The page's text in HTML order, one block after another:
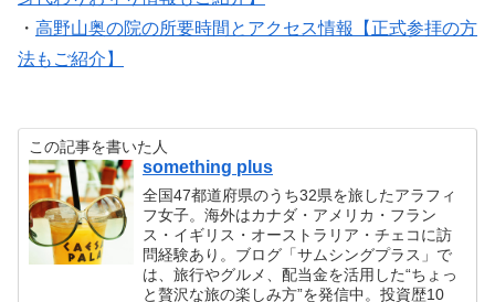
・ 高野山奥の院の所要時間とアクセス情報【正式参拝の方
法もご紹介】
この記事を書いた人
something plus
全国47都道府県のうち32県を旅したアラフィ
フ女子。海外はカナダ・アメリカ・フラン
ス・イギリス・オーストラリア・チェコに訪
問経験あり。ブログ「サムシングプラス」で
は、旅行やグルメ、配当金を活用した“ちょっ
と贅沢な旅の楽しみ方”を発信中。投資歴10